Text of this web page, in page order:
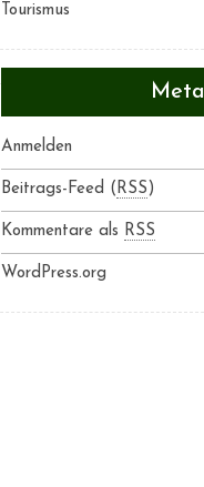
Tourismus
Meta
Anmelden
Beitrags-Feed (RSS )
Kommentare als RSS
WordPress.org